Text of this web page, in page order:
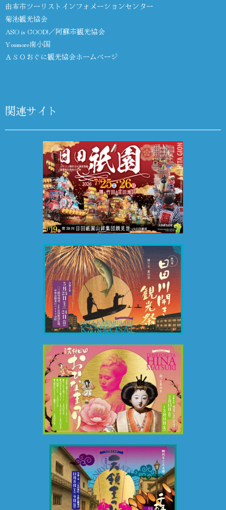
由布市ツーリストインフォメーションセンター
菊池観光協会
ASO is GOOD!／阿蘇市観光協会
Youmore南小国
ＡＳＯおぐに観光協会ホームページ
関連サイト